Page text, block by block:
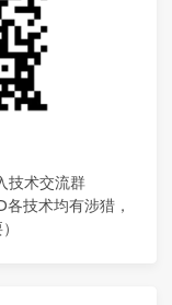
技术交流群
各技术均有涉猎，